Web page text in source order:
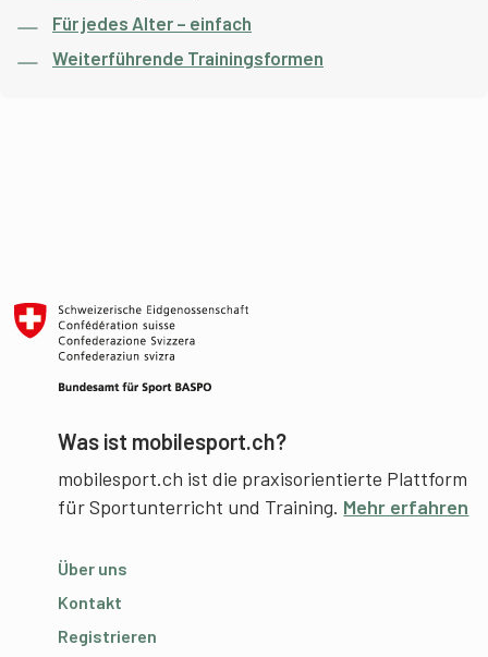
Für jedes Alter – einfach
Weiterführende Trainingsformen
Was ist mobilesport.ch?
mobilesport.ch ist die praxisorientierte Plattform
für Sportunterricht und Training. Mehr erfahren
Über uns
Kontakt
Registrieren